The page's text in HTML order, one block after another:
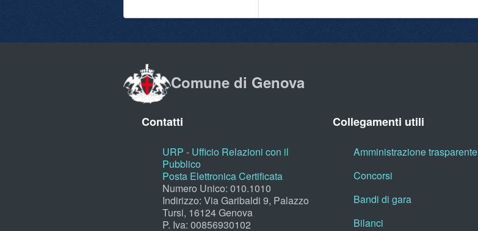
Comune di Genova
Contatti
URP - Ufficio Relazioni con il
Pubblico
Posta Elettronica Certificata
Numero Unico: 010.1010
Indirizzo: Via Garibaldi 9, Palazzo
Tursi, 16124 Genova
P. Iva: 00856930102
Collegamenti utili
Amministrazione trasparente
Concorsi
Bandi di gara
Bilanci